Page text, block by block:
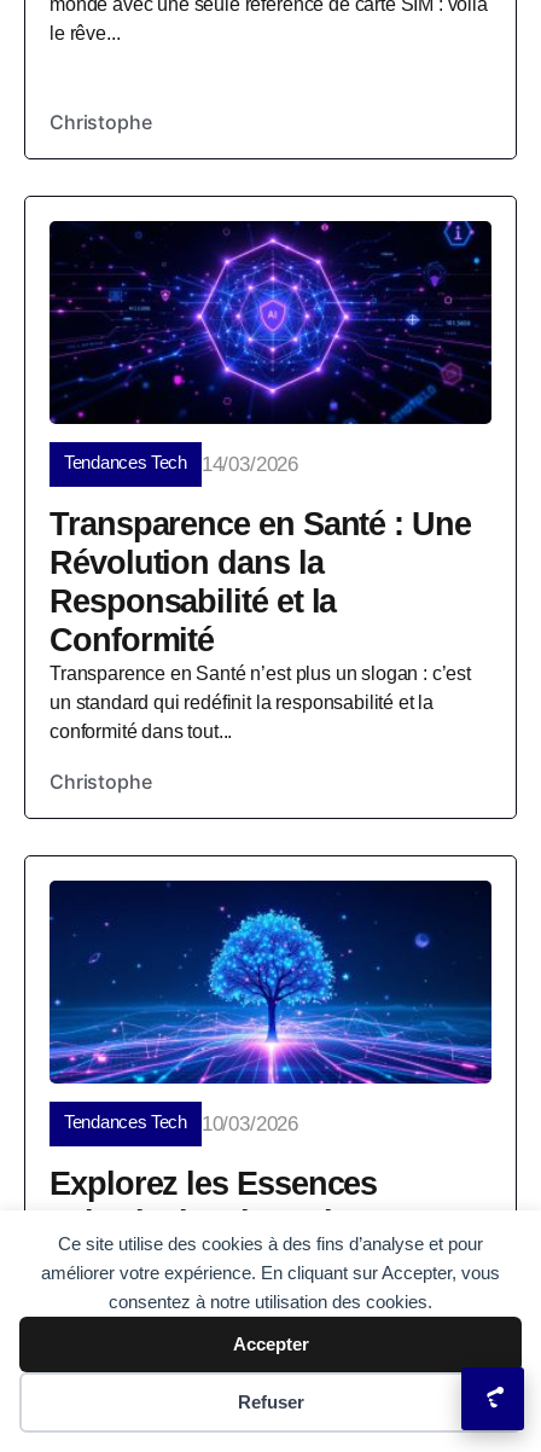
Ce site utilise des cookies à des fins d’analyse et pour
améliorer votre expérience. En cliquant sur Accepter, vous
consentez à notre utilisation des cookies.
Accepter
Refuser
Préférences des cookies
le rêve...
Christophe
Tendances Tech 14/03/2026
Transparence en Santé : Une
Révolution dans la
Responsabilité et la
Conformité
Transparence en Santé n’est plus un slogan : c’est
un standard qui redéfinit la responsabilité et la
conformité dans tout...
Christophe
Tendances Tech 10/03/2026
Explorez les Essences
Arboricoles de Paris : Un
Accès Facile grâce à l’Open
Data
À Paris, les arbres urbains ne sont plus seulement
Christophe